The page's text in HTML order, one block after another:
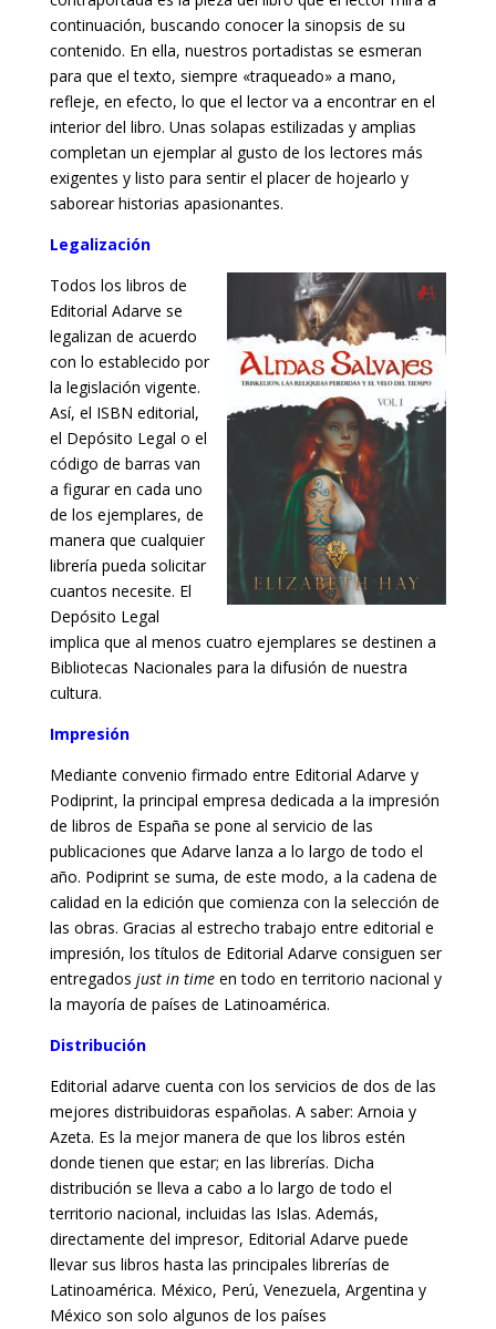
continuación, buscando conocer la sinopsis de su
contenido. En ella, nuestros portadistas se esmeran
para que el texto, siempre «traqueado» a mano,
refleje, en efecto, lo que el lector va a encontrar en el
interior del libro. Unas solapas estilizadas y amplias
completan un ejemplar al gusto de los lectores más
exigentes y listo para sentir el placer de hojearlo y
saborear historias apasionantes.
Legalización
Todos los libros de
Editorial Adarve se
legalizan de acuerdo
con lo establecido por
la legislación vigente.
Así, el ISBN editorial,
el Depósito Legal o el
código de barras van
a figurar en cada uno
de los ejemplares, de
manera que cualquier
librería pueda solicitar
cuantos necesite. El
Depósito Legal
implica que al menos cuatro ejemplares se destinen a
Bibliotecas Nacionales para la difusión de nuestra
cultura.
Impresión
Mediante convenio firmado entre Editorial Adarve y
Podiprint, la principal empresa dedicada a la impresión
de libros de España se pone al servicio de las
publicaciones que Adarve lanza a lo largo de todo el
año. Podiprint se suma, de este modo, a la cadena de
calidad en la edición que comienza con la selección de
las obras. Gracias al estrecho trabajo entre editorial e
impresión, los títulos de Editorial Adarve consiguen ser
entregados just in timeen todo en territorio nacional y
la mayoría de países de Latinoamérica.
Distribución
Editorial adarve cuenta con los servicios de dos de las
mejores distribuidoras españolas. A saber: Arnoia y
Azeta. Es la mejor manera de que los libros estén
donde tienen que estar; en las librerías. Dicha
distribución se lleva a cabo a lo largo de todo el
territorio nacional, incluidas las Islas. Además,
directamente del impresor, Editorial Adarve puede
llevar sus libros hasta las principales librerías de
Latinoamérica. México, Perú, Venezuela, Argentina y
México son solo algunos de los países